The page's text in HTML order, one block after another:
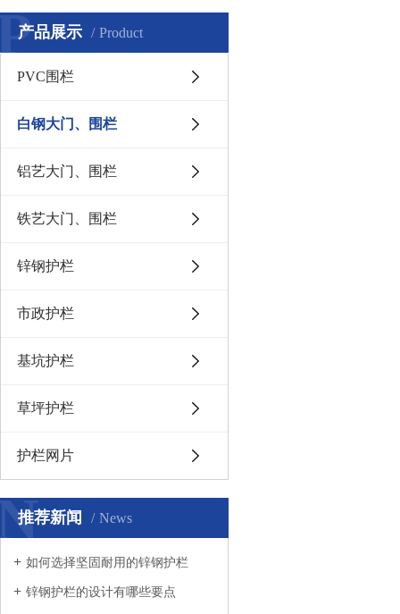
产品展示 Product
PVC围栏
白钢大门、围栏
铝艺大门、围栏
铁艺大门、围栏
锌钢护栏
市政护栏
基坑护栏
草坪护栏
护栏网片
推荐新闻 News
如何选择坚固耐用的锌钢护栏
锌钢护栏的设计有哪些要点